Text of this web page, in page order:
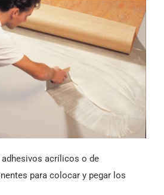
acrílicos o de
para colocar y pegar los